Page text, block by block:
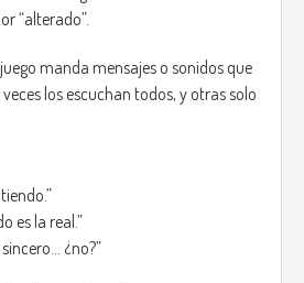
“alterado”.
manda mensajes o sonidos que
los escuchan todos, y otras solo
es la real.”
¿no?”